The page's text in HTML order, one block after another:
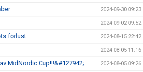
2024-09-30 09:23
2024-09-02 09:52
förlust 2024-08-15 22:42
2024-08-05 11:16
MidNordic Cup!!!&#127942; 2024-08-05 09:26